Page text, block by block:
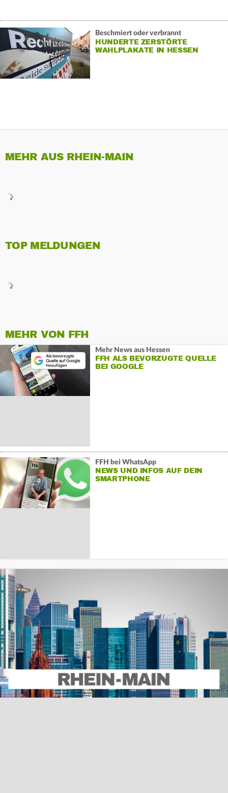
Beschmiert oder verbrannt
HUNDERTE ZERSTÖRTE
WAHLPLAKATE IN HESSEN
MEHR AUS RHEIN-MAIN
TOP MELDUNGEN
MEHR VON FFH
Mehr News aus Hessen
FFH ALS BEVORZUGTE QUELLE
BEI GOOGLE
FFH bei WhatsApp
NEWS UND INFOS AUF DEIN
SMARTPHONE